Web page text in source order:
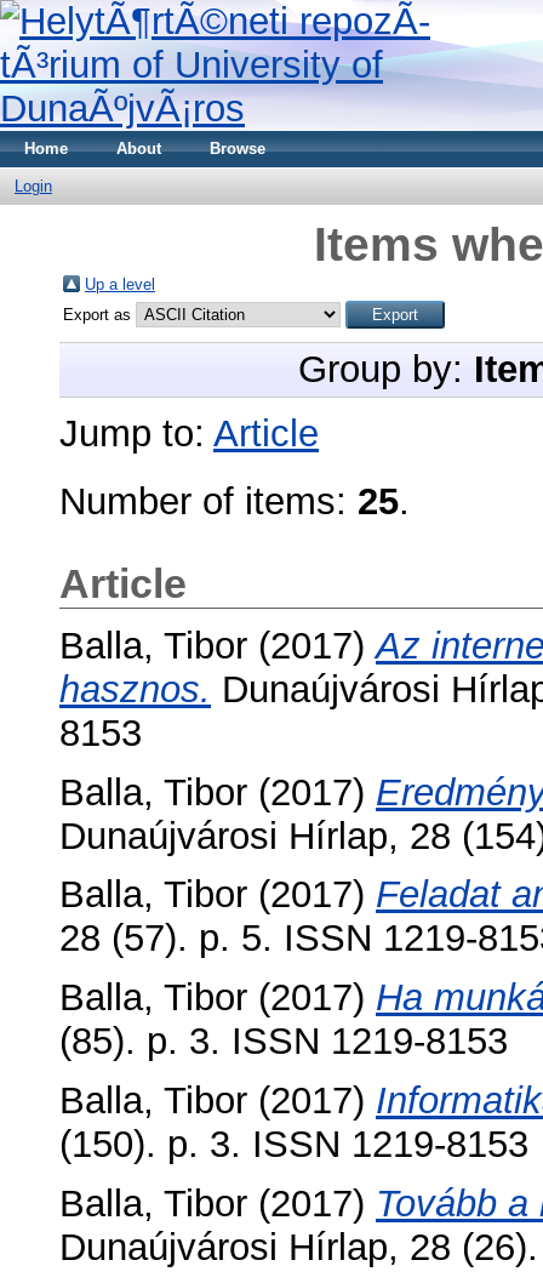
Home About Browse
Login
Items
Up a level
Export as
Group by:
Jump to: Article
Number of items: 25.
Article
Balla, Tibor (2017)Az
hasznos. Dunaújvárosi
8153
Balla, Tibor (2017)
Dunaújvárosi Hírlap, 28
Balla, Tibor (2017) Feladat
28 (57). p. 5. ISSN 1219-
Balla, Tibor (2017) Ha
(85). p. 3. ISSN 1219-8153
Balla, Tibor (2017)
(150). p. 3. ISSN 1219-8153
Balla, Tibor (2017) Tovább
Dunaújvárosi Hírlap, 28